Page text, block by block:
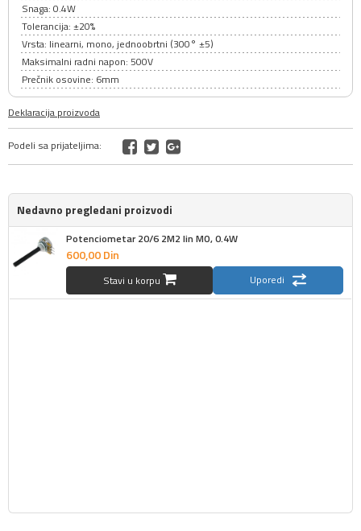
Snaga: 0.4W
Tolerancija: ±20%
Vrsta: linearni, mono, jednoobrtni (300° ±5)
Maksimalni radni napon: 500V
Prečnik osovine: 6mm
Deklaracija proizvoda
Podeli sa prijateljima:
Nedavno pregledani proizvodi
Potenciometar 20/6 2M2 lin MO, 0.4W
600,00Din
Stavi u korpu Uporedi